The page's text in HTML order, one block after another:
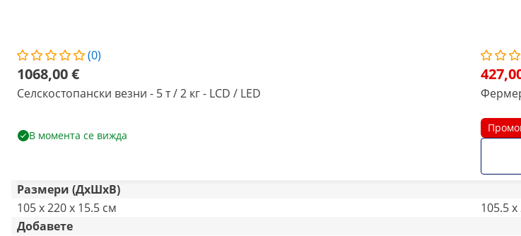
(0)
1068,00 €
Селскостопански везни - 5 т / 2 кг - LCD / LED
В момента се вижда
Размери (ДxШxВ)
105 x 220 x 15.5 см
105.5
Добавете